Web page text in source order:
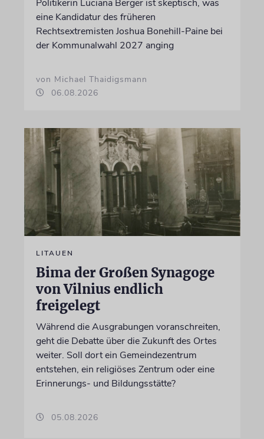
Politikerin Luciana Berger ist skeptisch, was
eine Kandidatur des früheren
Rechtsextremisten Joshua Bonehill-Paine bei
der Kommunalwahl 2027 anging
von Michael Thaidigsmann
06.08.2026
LITAUEN
Bima der Großen Synagoge
von Vilnius endlich
freigelegt
Während die Ausgrabungen voranschreiten,
geht die Debatte über die Zukunft des Ortes
weiter. Soll dort ein Gemeindezentrum
entstehen, ein religiöses Zentrum oder eine
Erinnerungs- und Bildungsstätte?
05.08.2026